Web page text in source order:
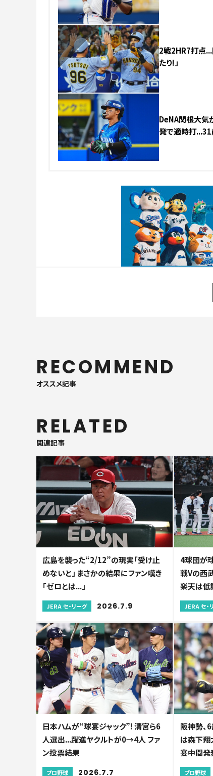
2戦2HR7打点...
たり!」
DeNA関根大気
発で適時打
RECOMMEND
オススメ記事
RELATED
関連記事
広島を襲った“2/12”の現実「受け止
めないと」 まさかの結果にファン嘆き
「ゼロとは...」
JERA セ・リーグ 2026.7.9
4球団が
戦Vの西
楽天は低
JERA セ・
日本ハムが“球宴ジャック”! 清宮ら6
人選出...躍進ヤクルトが0→4人 ファ
ン投票結果
プロ野球 2026.7.7
阪神勢、
は森下翔
宴中間発
プロ野球